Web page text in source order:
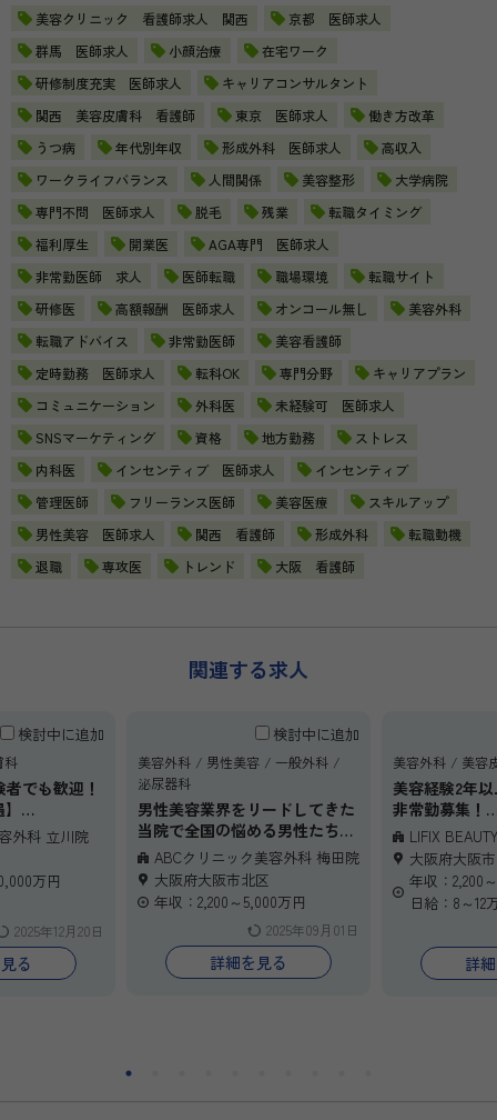
美容クリニック 看護師求人 関西
京都 医師求人
群馬 医師求人
小顔治療
在宅ワーク
研修制度充実 医師求人
キャリアコンサルタント
関西 美容皮膚科 看護師
東京 医師求人
働き方改革
うつ病
年代別年収 形成外科 医師求人
高収入
ワークライフバランス
人間関係 美容整形
大学病院
専門不問 医師求人
脱毛 残業
転職タイミング
福利厚生
開業医
AGA専門 医師求人
非常勤医師 求人
医師転職 職場環境
転職サイト
研修医
高額報酬 医師求人 オンコール無し
美容外科
転職アドバイス
非常勤医師
美容看護師
定時勤務 医師求人
転科OK 専門分野
キャリアプラン
コミュニケーション
外科医
未経験可 医師求人
SNSマーケティング
資格 地方勤務
ストレス
内科医
インセンティブ 医師求人
インセンティブ
管理医師
フリーランス医師 美容医療
スキルアップ
男性美容 医師求人
関西 看護師 形成外科
転職動機
退職
専攻医 トレンド 大阪 看護師
関連する求人
検討中に追加
科
でも歓迎！
いけれど、
の先生へ。
川院では、
された研修
スの症例数
す。
外科 立川院
万円
2025年12月20日
る
検討中に追加
美容外科 男性美容
一般外科
泌尿器科
男性美容業界をリードしてきた
当院で全国の悩める男性たちを
救いながら、
医師としてさらにステップアッ
プしませんか？
ABCクリニック美容外科 梅田院
大阪府大阪市北区
年収：2,200～5,000万円
2025年09月01日
詳細を見る
美容外科 美容
美容経験2年
非常勤募集！
週1〜2日の勤
イフスタイル
大阪・島之
クで活躍しま
に応じて日給
科系や幹細
安心できる
LIFIX
大阪府大阪
年収：2,200
日給：8～12
詳